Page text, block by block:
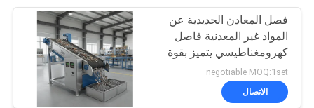
فاصل المغناطيسي
طبل
8
فصل المعادن الحديدية عن
المواد غير المعدنية فاصل
كهرومغناطيسي يتميز بقوة
إلى 1.5 تسلا للفرز
negotiable MOQ:1set
الاتصال